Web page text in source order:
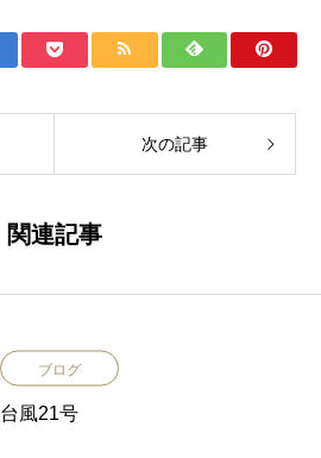
次の記事
関連記事
ブログ
台風21号